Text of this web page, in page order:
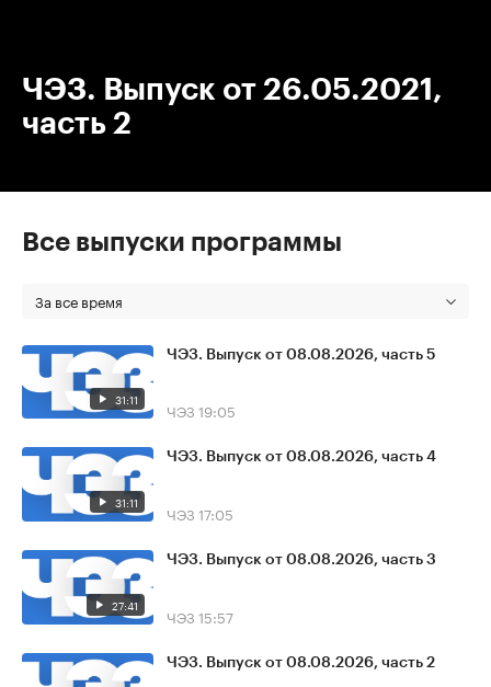
ЧЭЗ. Выпуск от 26.05.2021,
часть 2
Все выпуски программы
За все время
31:11
ЧЭЗ. Выпуск от 08.08.2026, часть 5
ЧЭЗ 19:05
31:11
ЧЭЗ. Выпуск от 08.08.2026, часть 4
ЧЭЗ 17:05
27:41
ЧЭЗ. Выпуск от 08.08.2026, часть 3
ЧЭЗ 15:57
ЧЭЗ. Выпуск от 08.08.2026, часть 2